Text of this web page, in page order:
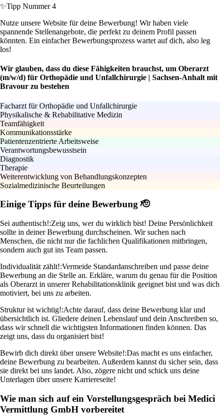
✨Tipp Nummer 4
Nutze unsere Website für deine Bewerbung! Wir haben viele
spannende Stellenangebote, die perfekt zu deinem Profil passen
könnten. Ein einfacher Bewerbungsprozess wartet auf dich, also leg
los!
Wir glauben, dass du diese Fähigkeiten brauchst, um Oberarzt
(m/w/d) für Orthopädie und Unfallchirurgie | Sachsen-Anhalt mit
Bravour zu bestehen
Facharzt für Orthopädie und Unfallchirurgie
Physikalische & Rehabilitative Medizin
Teamfähigkeit
Kommunikationsstärke
Patientenzentrierte Arbeitsweise
Verantwortungsbewusstsein
Diagnostik
Therapie
Weiterentwicklung von Behandlungskonzepten
Sozialmedizinische Beurteilungen
Einige Tipps für deine Bewerbung 🫡
Sei authentisch!:Zeig uns, wer du wirklich bist! Deine Persönlichkeit
sollte in deiner Bewerbung durchscheinen. Wir suchen nach
Menschen, die nicht nur die fachlichen Qualifikationen mitbringen,
sondern auch gut ins Team passen.
Individualität zählt!:Vermeide Standardanschreiben und passe deine
Bewerbung an die Stelle an. Erkläre, warum du genau für die Position
als Oberarzt in unserer Rehabilitationsklinik geeignet bist und was dich
motiviert, bei uns zu arbeiten.
Struktur ist wichtig!:Achte darauf, dass deine Bewerbung klar und
übersichtlich ist. Gliedere deinen Lebenslauf und dein Anschreiben so,
dass wir schnell die wichtigsten Informationen finden können. Das
zeigt uns, dass du organisiert bist!
Bewirb dich direkt über unsere Website!:Das macht es uns einfacher,
deine Bewerbung zu bearbeiten. Außerdem kannst du sicher sein, dass
sie direkt bei uns landet. Also, zögere nicht und schick uns deine
Unterlagen über unsere Karriereseite!
Wie man sich auf ein Vorstellungsgespräch bei Medici
Vermittlung GmbH vorbereitet